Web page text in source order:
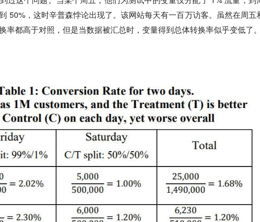
50%，这时辛普森悖论出现了。该网站每天有一百万访客。虽然在周五
率都高于对照，但是当数据被汇总时，变量得到总体转换率似乎变低了